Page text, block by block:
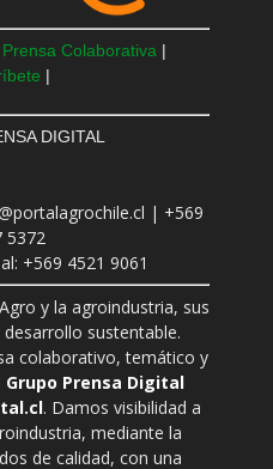
Prensa Colaborativa |
|
DIGITAL
| +569
5372
+569 4521 9061
y la agroindustria, sus
sustentable.
colaborativo, temático y
Grupo Prensa Digital
. Damos visibilidad a
mediante la
de calidad, con una